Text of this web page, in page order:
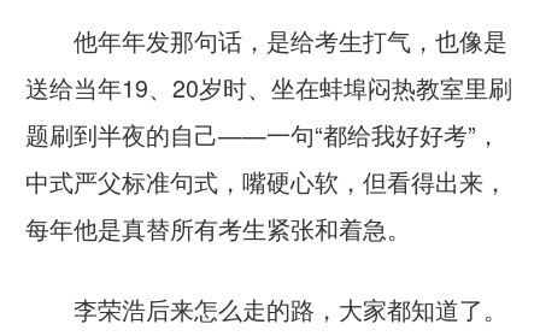
他年年发那句话，是给考生打气，也像是
送给当年19、20岁时、坐在蚌埠闷热教室里刷
题刷到半夜的自己——一句“都给我好好考”，
中式严父标准句式，嘴硬心软，但看得出来，
每年他是真替所有考生紧张和着急。
李荣浩后来怎么走的路，大家都知道了。